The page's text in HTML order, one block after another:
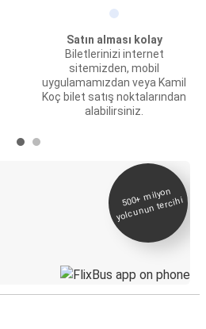
Satın alması kolay
Biletlerinizi internet
sitemizden, mobil
uygulamamızdan veya Kamil
Koç bilet satış noktalarından
alabilirsiniz.
500+
milyon
yolcunun tercihi